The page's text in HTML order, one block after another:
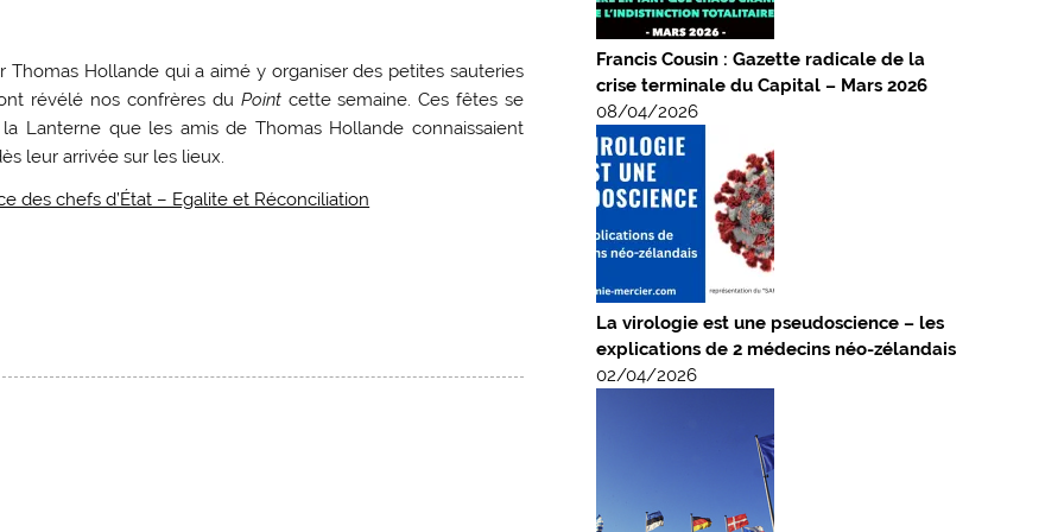
Hollande qui a aimé y organiser des petites sauteries
révélé nos confrères du Point cette semaine. Ces fêtes se
Lanterne que les amis de Thomas Hollande connaissaient
leur arrivée sur les lieux.
des chefs d’État – Egalite et Réconciliation
Francis Cousin : Gazette radicale de la
crise terminale du Capital – Mars 2026
08/04/2026
La virologie est une pseudoscience – les
explications de 2 médecins néo-zélandais
02/04/2026